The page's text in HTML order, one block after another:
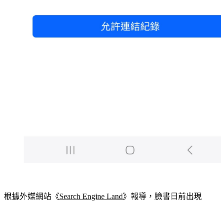
「連結歷史紀錄」的新功能，可藉此追蹤用戶過去30天內在臉